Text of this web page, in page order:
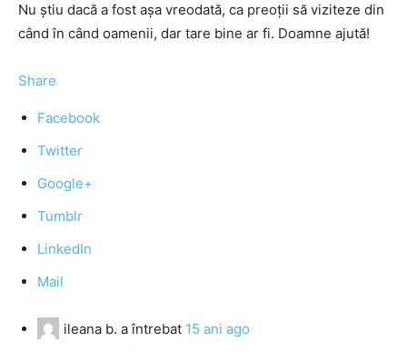
Nu ştiu dacă a fost aşa vreodată, ca preoţii să viziteze din
când în când oamenii, dar tare bine ar fi. Doamne ajută!
Share
Facebook
Twitter
Google+
Tumblr
LinkedIn
Mail
ileana b. a întrebat 15 ani ago